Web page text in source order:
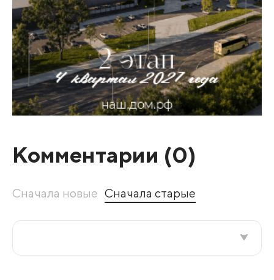
Комментарии (0)
Сначала новые Сначала старые